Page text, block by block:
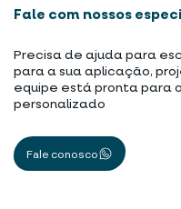
Fale com nossos
Precisa de ajuda para
para a sua aplicação,
equipe está pronta para
personalizado
Fale conosco